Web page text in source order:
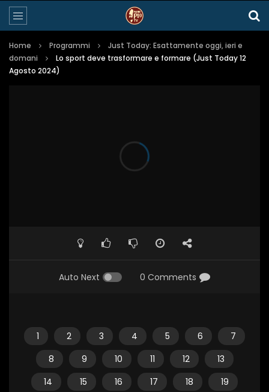
Home Programmi
Just Today: Esattamente oggi, ieri e
domani
Lo sport deve trasformare e formare (Just Today 12
Agosto 2024)
Auto Next 0 Comments
1 2 3 4 5 6
7
8
9 10 11 12
13
14
15 16 17 18
19